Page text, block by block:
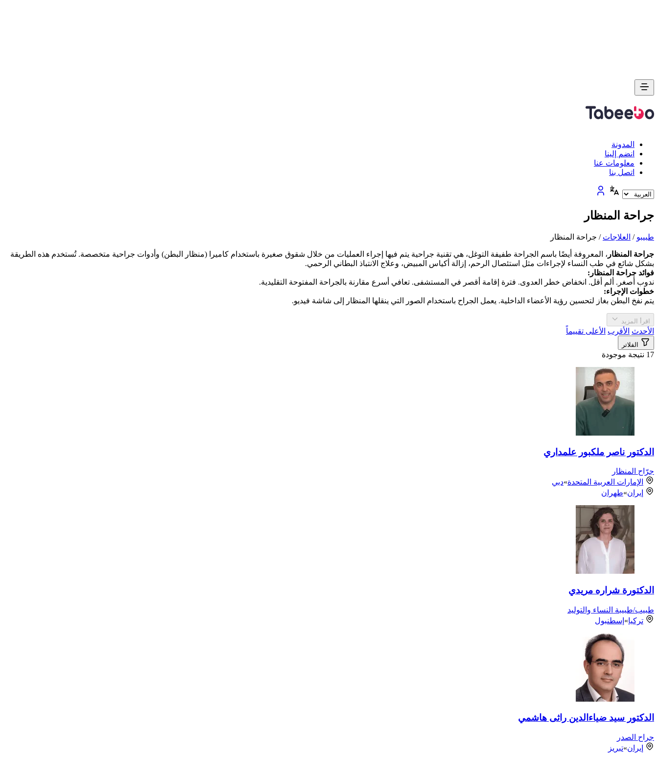
المدونة
انضم إلينا
معلومات عنا
اتصل بنا
جراحة المنظار
طبیبو / العلاجات / جراحة المنظار
جراحة المنظار ، المعروفة أيضًا باسم الجراحة طفيفة التوغل، هي تقنية جراحية يتم فيها إجراء العمليات من خلال شقوق صغيرة باستخدام كاميرا (منظار البطن) وأدوات جراحية متخصصة. تُستخدم هذه الطريقة
بشكل شائع في طب النساء لإجراءات مثل استئصال الرحم، إزالة أكياس المبيض، وعلاج الانتباذ البطاني الرحمي.
فوائد جراحة المنظار:
ندوب أصغر. ألم أقل. انخفاض خطر العدوى. فترة إقامة أقصر في المستشفى. تعافي أسرع مقارنة بالجراحة المفتوحة التقليدية.
خطوات الإجراء:
يتم نفخ البطن بغاز لتحسين رؤية الأعضاء الداخلية. يعمل الجراح باستخدام الصور التي ينقلها المنظار إلى شاشة فيديو.
اقرأ المزيد
الأحدث الأقرب الأعلى تقييماً
الفلاتر
17 نتيجة موجودة
الدكتور ناصر ملكبور علمداري
جرّاح المنظار
الإمارات العربية المتحدة»دبي
إيران»طهران
الدكتورة شراره مريدي
طبيب/طبيبة النساء والتوليد
تركيا» إسطنبول
الدكتور سيد ضیاءالدین راثی هاشمي
جراح الصدر
إيران»تبريز